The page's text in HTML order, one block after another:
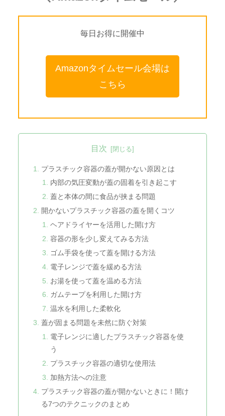
毎日お得に開催中
Amazonタイムセール会場は
こちら
目次
プラスチック容器の蓋が開かない原因とは
内部の気圧変動が蓋の固着を引き起こす
蓋と本体の間に食品が挟まる問題
開かないプラスチック容器の蓋を開くコツ
ヘアドライヤーを活用した開け方
容器の形を少し変えてみる方法
ゴム手袋を使って蓋を開ける方法
電子レンジで蓋を緩める方法
お湯を使って蓋を温める方法
ガムテープを利用した開け方
温水を利用した柔軟化
蓋が固まる問題を未然に防ぐ対策
電子レンジに適したプラスチック容器を使
う
プラスチック容器の適切な使用法
加熱方法への注意
プラスチック容器の蓋が開かないときに！開け
る7つのテクニックのまとめ